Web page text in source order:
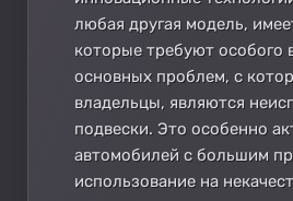
любая другая модель,
которые требуют особого
основных проблем, с
владельцы, являются
подвески. Это особенно
автомобилей с большим
использование на